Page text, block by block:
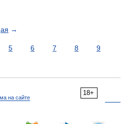
→
5 6 7 8
9
18+
на сайте